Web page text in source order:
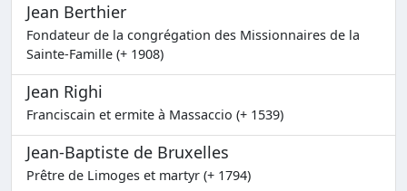
Jean Berthier
Fondateur de la congrégation des Missionnaires de la
Sainte-Famille (+ 1908)
Jean Righi
Franciscain et ermite à Massaccio (+ 1539)
Jean-Baptiste de Bruxelles
Prêtre de Limoges et martyr (+ 1794)